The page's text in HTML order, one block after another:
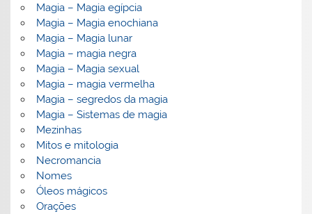
Magia – Magia egípcia
Magia – Magia enochiana
Magia – Magia lunar
Magia – magia negra
Magia – Magia sexual
Magia – magia vermelha
Magia – segredos da magia
Magia – Sistemas de magia
Mezinhas
Mitos e mitologia
Necromancia
Nomes
Óleos mágicos
Orações